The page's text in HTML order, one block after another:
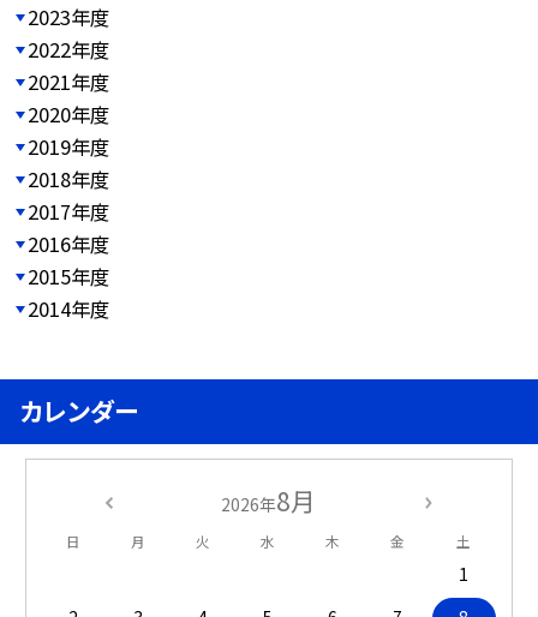
2023年度
2022年度
2021年度
2020年度
2019年度
2018年度
2017年度
2016年度
2015年度
2014年度
カレンダー
2026年8月
日 月 火 水 木 金 土
1